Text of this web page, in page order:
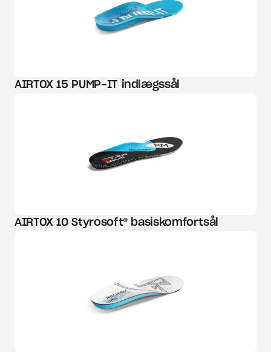
AIRTOX 15 PUMP-IT indlægssål
AIRTOX 10 Styrosoft® basiskomfortsål